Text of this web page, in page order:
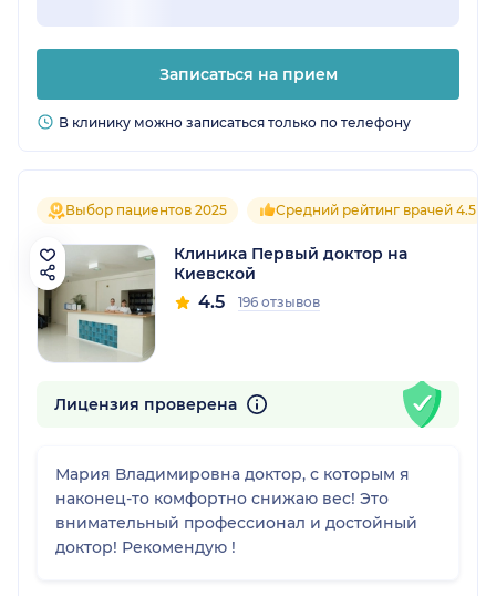
Записаться на прием
В клинику можно записаться только по телефону
Выбор пациентов 2025 Средний рейтинг врачей 4.5
Клиника Первый доктор на
Киевской
4.5 196 отзывов
Лицензия проверена
Мария Владимировна доктор, с которым я
наконец-то комфортно снижаю вес! Это
внимательный профессионал и достойный
доктор! Рекомендую !